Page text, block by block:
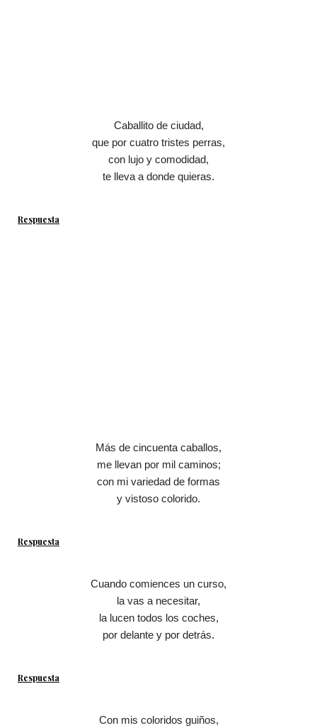
Caballito de ciudad,
que por cuatro tristes perras,
con lujo y comodidad,
te lleva a donde quieras.
Respuesta
Más de cincuenta caballos,
me llevan por mil caminos;
con mi variedad de formas
y vistoso colorido.
Respuesta
Cuando comiences un curso,
la vas a necesitar,
la lucen todos los coches,
por delante y por detrás.
Respuesta
Con mis coloridos guiños,